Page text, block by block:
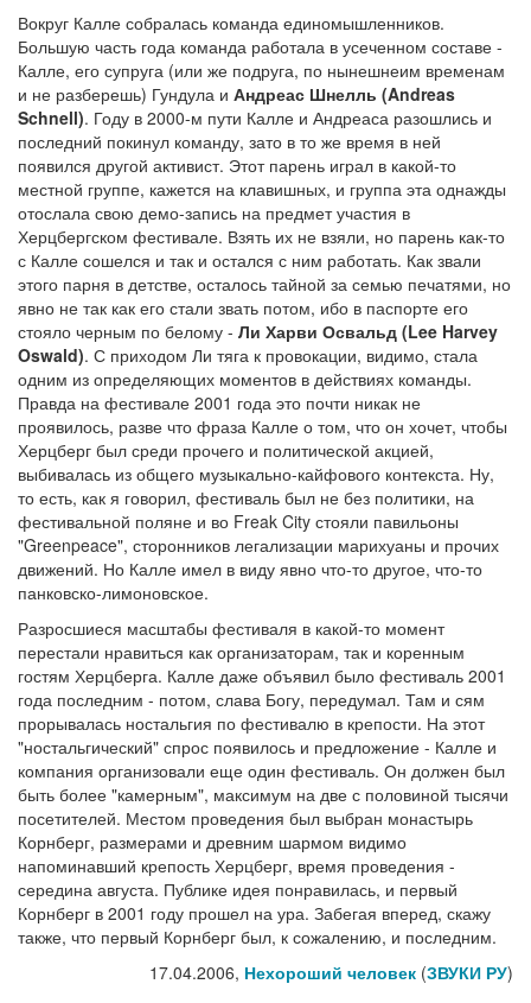
Вокруг Калле собралась команда единомышленников.
Большую часть года команда работала в усеченном составе -
Калле, его супруга (или же подруга, по нынешнеим временам
и не разберешь) Гундула и Андреас Шнелль (Andreas
Schnell). Году в 2000-м пути Калле и Андреаса разошлись и
последний покинул команду, зато в то же время в ней
появился другой активист. Этот парень играл в какой-то
местной группе, кажется на клавишных, и группа эта однажды
отослала свою демо-запись на предмет участия в
Херцбергском фестивале. Взять их не взяли, но парень как-то
с Калле сошелся и так и остался с ним работать. Как звали
этого парня в детстве, осталось тайной за семью печатями, но
явно не так как его стали звать потом, ибо в паспорте его
стояло черным по белому - Ли Харви Освальд (Lee Harvey
Oswald). С приходом Ли тяга к провокации, видимо, стала
одним из определяющих моментов в действиях команды.
Правда на фестивале 2001 года это почти никак не
проявилось, разве что фраза Калле о том, что он хочет, чтобы
Херцберг был среди прочего и политической акцией,
выбивалась из общего музыкально-кайфового контекста. Ну,
то есть, как я говорил, фестиваль был не без политики, на
фестивальной поляне и во Freak City стояли павильоны
"Greenpeace", сторонников легализации марихуаны и прочих
движений. Но Калле имел в виду явно что-то другое, что-то
панковско-лимоновское.
Разросшиеся масштабы фестиваля в какой-то момент
перестали нравиться как организаторам, так и коренным
гостям Херцберга. Калле даже объявил было фестиваль 2001
года последним - потом, слава Богу, передумал. Там и сям
прорывалась ностальгия по фестивалю в крепости. На этот
"ностальгический" спрос появилось и предложение - Калле и
компания организовали еще один фестиваль. Он должен был
быть более "камерным", максимум на две с половиной тысячи
посетителей. Местом проведения был выбран монастырь
Корнберг, размерами и древним шармом видимо
напоминавший крепость Херцберг, время проведения -
середина августа. Публике идея понравилась, и первый
Корнберг в 2001 году прошел на ура. Забегая вперед, скажу
также, что первый Корнберг был, к сожалению, и последним.
17.04.2006, Нехороший человек (ЗВУКИ РУ)